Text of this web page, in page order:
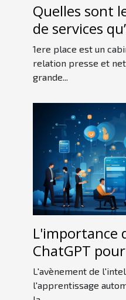
Quelles sont
de services
1erePlace ?
1ere place est un
relation presse et
grande...
L'importance
ChatGPT
entreprise
L'avènement de
l'apprentissage